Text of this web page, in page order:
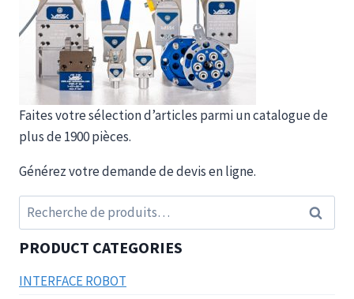
Faites votre sélection d’articles parmi un catalogue de
plus de 1900 pièces.
Générez votre demande de devis en ligne.
Recherche
pour :
PRODUCT CATEGORIES
INTERFACE ROBOT